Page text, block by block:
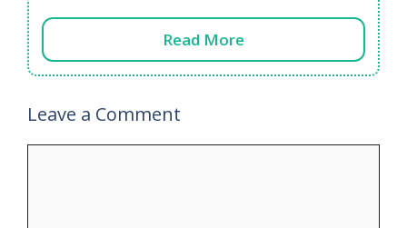
Read More
Leave a Comment